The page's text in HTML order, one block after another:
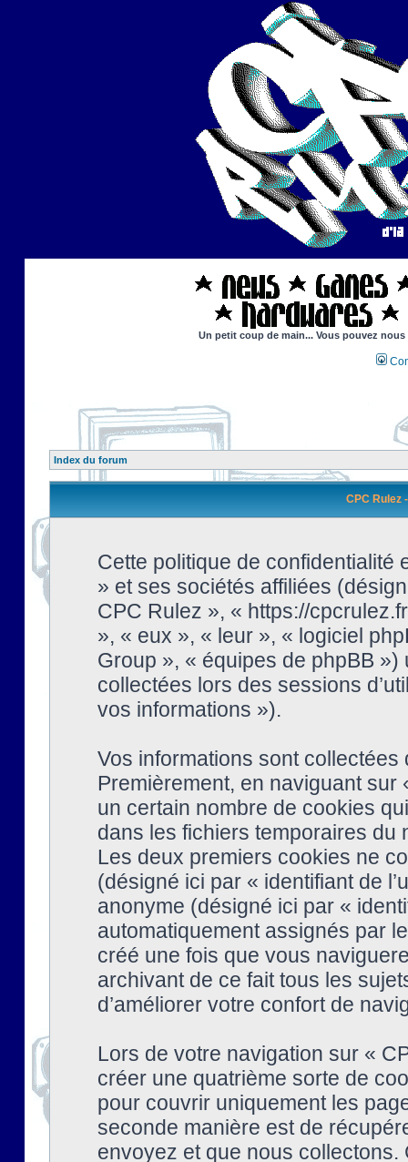
Un petit coup de main... Vous pouvez
Index du forum
CPC Rulez
Cette politique de confidentialité
» et ses sociétés affiliées
CPC Rulez », « https://
», « eux », « leur », « logiciel
Group », « équipes de phpBB
collectées lors des sessions
vos informations »).
Vos informations sont
Premièrement, en naviguant
un certain nombre de cookies
dans les fichiers temporaires du
Les deux premiers cookies ne
(désigné ici par « identifiant de
anonyme (désigné ici par «
automatiquement assignés par
créé une fois que vous
archivant de ce fait tous les
d’améliorer votre confort de
Lors de votre navigation sur «
créer une quatrième sorte de
pour couvrir uniquement les
seconde manière est de
envoyez et que nous collectons.